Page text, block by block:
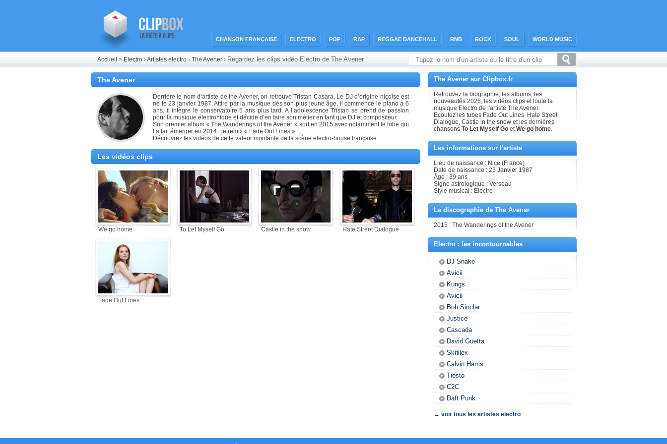
CHANSON FRANÇAISE ELECTRO POP RAP REGGAE DANCEHALL RNB ROCK SOUL WORLD MUSIC
Accueil > Electro ›Artistes electro › The Avener › Regardez les clips vidéo Electro de The Avener
The Avener
Derrière le nom d’artiste de the Avener, on retrouve Tristan Casara. Le DJ d’origine niçoise est
né le 23 janvier 1987. Attiré par la musique dès son plus jeune âge, il commence le piano à 6
ans, il intègre le conservatoire 5 ans plus tard. A l’adolescence Tristan se prend de passion
pour la musique électronique et décide d’en faire son métier en tant que DJ et compositeur.
Son premier album « The Wanderings of the Avener » sort en 2015 avec notamment le tube qui
l’a fait émerger en 2014 : le remix « Fade Out Lines ».
Découvrez les vidéos de cette valeur montante de la scène electro-house française.
Les vidéos clips
We go home To Let Myself Go Castle in the snow Hate Street Dialogue
Fade Out Lines
The Avener sur Clipbox.fr
Retrouvez la biographie, les albums, les
nouveautés 2026, les vidéos clips et toute la
musique Electro de l'artiste The Avener.
Ecoutez les tubes Fade Out Lines, Hate Street
Dialogue, Castle in the snow et les dernières
chansons To Let Myself Go etWe go home.
Les informations sur l'artiste
Lieu de naissance : Nice (France)
Date de naissance : 23 Janvier 1987
Âge : 39 ans
Signe astrologique : Verseau
Style musical : Electro
La discographie de The Avener
2015 : The Wanderings of the Avener
Electro : les incontournables
DJ Snake
Avicii
Kungs
Avicii
Bob Sinclar
Justice
Cascada
David Guetta
Skrillex
Calvin Harris
Tiesto
C2C
Daft Punk
→ voir tous les artistes electro